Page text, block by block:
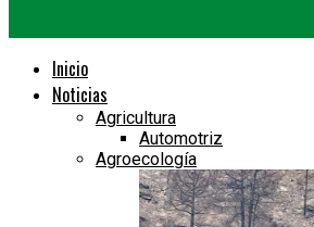
Inicio
Noticias
Agricultura
Automotriz
Agroecología